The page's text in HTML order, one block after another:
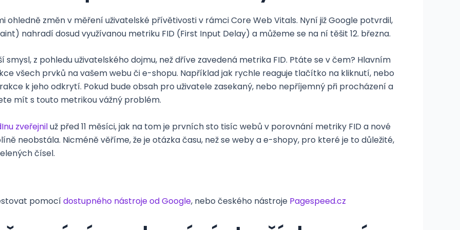
ohledně změn v měření uživatelské přívětivosti v rámci Core Web Vitals. Nyní již Google potvrdil,
nahradí dosud využívanou metriku FID (First Input Delay) a můžeme se na ní těšit 12. března.
z pohledu uživatelského dojmu, než dříve zavedená metrika FID. Ptáte se v čem? Hlavním
všech prvků na vašem webu či e-shopu. Například jak rychle reaguje tlačítko na kliknutí, nebo
k jeho odkrytí. Pokud bude obsah pro uživatele zasekaný, nebo nepříjemný při procházení a
mít s touto metrikou vážný problém.
zveřejniluž před 11 měsíci, jak na tom je prvních sto tisíc webů v porovnání metriky FID a nové
neobstála. Nicméně věříme, že je otázka času, než se weby a e-shopy, pro které je to důležité,
čísel.
pomocídostupného nástroje od Google, nebo českého nástroje Pagespeed.cz